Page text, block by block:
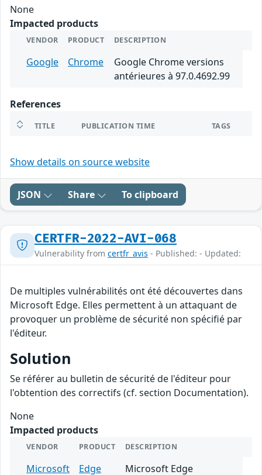
None
Impacted products
VENDOR PRODUCT DESCRIPTION
Google Chrome
Google Chrome versions
antérieures à 97.0.4692.99
References
TITLE PUBLICATION TIME TAGS
Show details on source website
JSON Share To clipboard
CERTFR-2022-AVI-068
Vulnerability from certfr_avis - Published: - Updated:
De multiples vulnérabilités ont été découvertes dans
Microsoft Edge. Elles permettent à un attaquant de
provoquer un problème de sécurité non spécifié par
l'éditeur.
Solution
Se référer au bulletin de sécurité de l'éditeur pour
l'obtention des correctifs (cf. section Documentation).
None
Impacted products
VENDOR PRODUCT DESCRIPTION
Microsoft Edge Microsoft Edge